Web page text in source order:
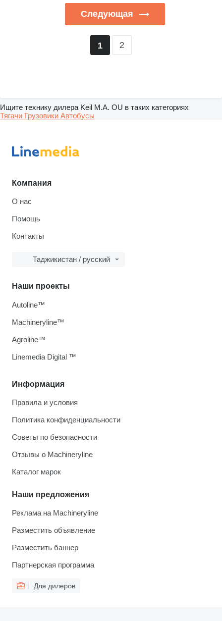
Следующая
1 2
Ищите технику дилера Keil M.A. OU в таких категориях
Тягачи Грузовики Автобусы
Компания
О нас
Помощь
Контакты
Таджикистан / русский
Информация
Правила и условия
Политика конфиденциальности
Советы по безопасности
Отзывы о Machineryline
Каталог марок
Наши предложения
Реклама на Machineryline
Разместить объявление
Разместить баннер
Партнерская программа
Для дилеров
Наши проекты
Autoline™
Machineryline™
Agroline™
Linemedia Digital ™